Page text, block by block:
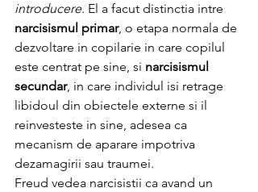
introducere. El a facut distinctia intre
narcisismul primar, o etapa normala de
dezvoltare in copilarie in care copilul
este centrat pe sine, si narcisismul
secundar, in care individul isi retrage
libidoul din obiectele externe si il
reinvesteste in sine, adesea ca
mecanism de aparare impotriva
dezamagirii sau traumei.
Freud vedea narcisistii ca avand un